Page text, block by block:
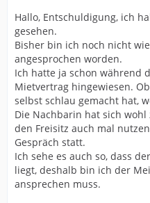
Hallo, Entschuldigung, ich
gesehen.
Bisher bin ich noch nicht
angesprochen worden.
Ich hatte ja schon während
Mietvertrag hingewiesen.
selbst schlau gemacht hat,
Die Nachbarin hat sich
den Freisitz auch mal
Gespräch statt.
Ich sehe es auch so, dass
liegt, deshalb bin ich der
ansprechen muss.